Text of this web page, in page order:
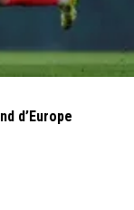
d’Europe